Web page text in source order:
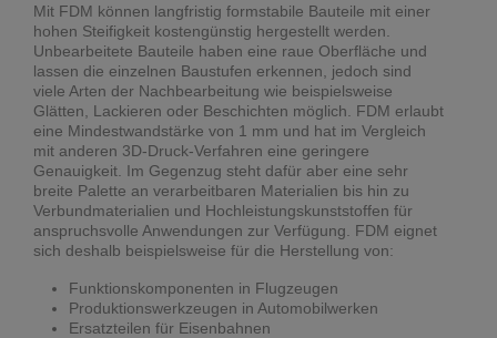
Mit FDM können langfristig formstabile Bauteile mit einer
hohen Steifigkeit kostengünstig hergestellt werden.
Unbearbeitete Bauteile haben eine raue Oberfläche und
lassen die einzelnen Baustufen erkennen, jedoch sind
viele Arten der Nachbearbeitung wie beispielsweise
Glätten, Lackieren oder Beschichten möglich. FDM erlaubt
eine Mindestwandstärke von 1 mm und hat im Vergleich
mit anderen 3D-Druck-Verfahren eine geringere
Genauigkeit. Im Gegenzug steht dafür aber eine sehr
breite Palette an verarbeitbaren Materialien bis hin zu
Verbundmaterialien und Hochleistungskunststoffen für
anspruchsvolle Anwendungen zur Verfügung. FDM eignet
sich deshalb beispielsweise für die Herstellung von:
Funktionskomponenten in Flugzeugen
Produktionswerkzeugen in Automobilwerken
Ersatzteilen für Eisenbahnen